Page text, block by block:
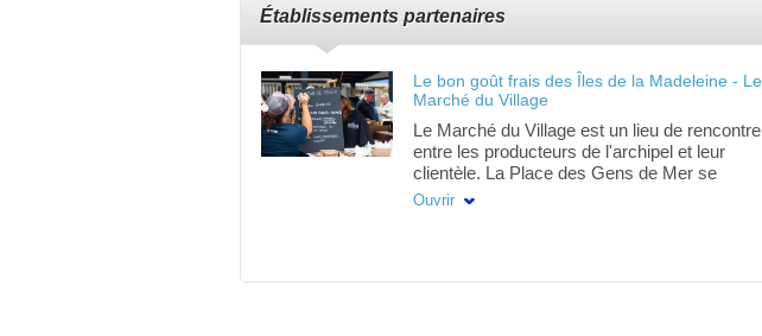
Établissements partenaires
Le bon goût frais des Îles de la Madeleine - Le
Marché du Village
Le Marché du Village est un lieu de rencontre
entre les producteurs de l'archipel et leur
clientèle. La Place des Gens de Mer se
transforme les jours de marché et devient un
locaux. La Place des Gens de Mer est
Ouvrir